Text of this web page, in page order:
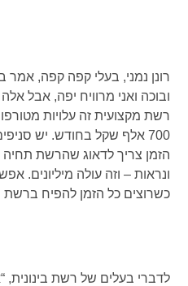
רונן נמני, בעלי קפה קפה, אמר
ובוכה ואני מרוויח יפה, אבל
רשת מקצועית זה עלויות
700 אלף שקל בחודש. יש
הזמן צריך לדאוג שהרשת תחיה
ונראות – וזה עולה מיליונים.
כשרוצים כל הזמן להפיח ברשת
לדברי בעלים של רשת